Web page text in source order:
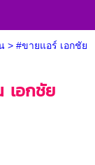
> #ขายแอร์ เอกชัย
เอกชัย